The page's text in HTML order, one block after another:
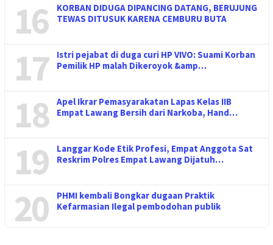
16
KORBAN DIDUGA DIPANCING DATANG, BERUJUNG
TEWAS DITUSUK KARENA CEMBURU BUTA
17
Istri pejabat di duga curi HP VIVO: Suami Korban
Pemilik HP malah Dikeroyok &amp…
18
Apel Ikrar Pemasyarakatan Lapas Kelas IIB
Empat Lawang Bersih dari Narkoba, Hand…
19
Langgar Kode Etik Profesi, Empat Anggota Sat
Reskrim Polres Empat Lawang Dijatuh…
20
PHMI kembali Bongkar dugaan Praktik
Kefarmasian Ilegal pembodohan publik